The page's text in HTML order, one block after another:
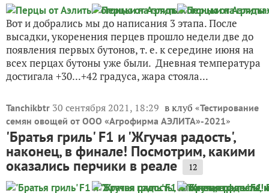
Вот и добрались мы до написания 3 этапа. После
высадки, укоренения перцев прошло недели две до
появления первых бутонов, т. е. к середине июня на
всех перцах бутоны уже были. Дневная температура
достигала +30...+42 градуса, жара стояла...
Tanchikbtr 30 сентября 2021, 18:29 в клуб «Тестирование
семян овощей от ООО «Агрофирма АЭЛИТА»-2021»
'Братья гриль' F1 и 'Жгучая радость',
наконец, в финале! Посмотрим, какими
оказались перчики в реале 12